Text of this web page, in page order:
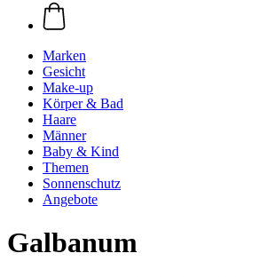
Marken
Gesicht
Make-up
Körper & Bad
Haare
Männer
Baby & Kind
Themen
Sonnenschutz
Angebote
Galbanum